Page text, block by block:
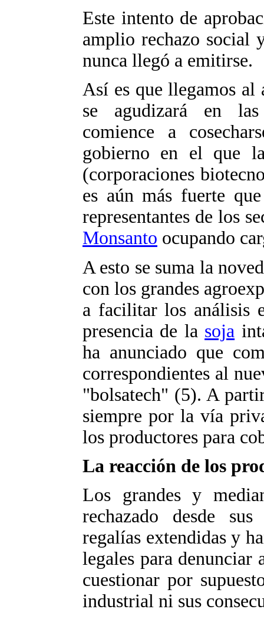
Este intento de
amplio rechazo social
nunca llegó a emitirse.
Así es que llegamos
se agudizará en las
comience a
gobierno en el que
(corporaciones
es aún más fuerte
representantes de los
Monsanto ocupando
A esto se suma la
con los grandes
a facilitar los análisis
presencia de la soja
ha anunciado que
correspondientes al
"bolsatech" (5). A
siempre por la vía
los productores para
La reacción de los
Los grandes y
rechazado desde
regalías extendidas y
legales para denunciar
cuestionar por
industrial ni sus